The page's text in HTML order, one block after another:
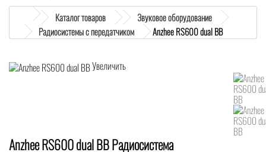
Каталог товаров
Звуковое оборудование
Радиосистемы с передатчиком
Anzhee RS600 dual BB
Увеличить
Anzhee RS600 dual BB Радиосистема